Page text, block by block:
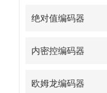
绝对值编码器
内密控编码器
欧姆龙编码器